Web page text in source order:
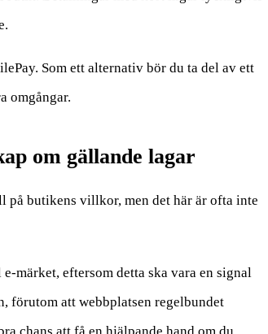
Som ett alternativ bör du ta del av ett
omgångar.
om gällande lagar
butikens villkor, men det här är ofta inte
märket, eftersom detta ska vara en signal
förutom att webbplatsen regelbundet